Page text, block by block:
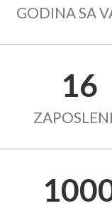
GODINA SA
16